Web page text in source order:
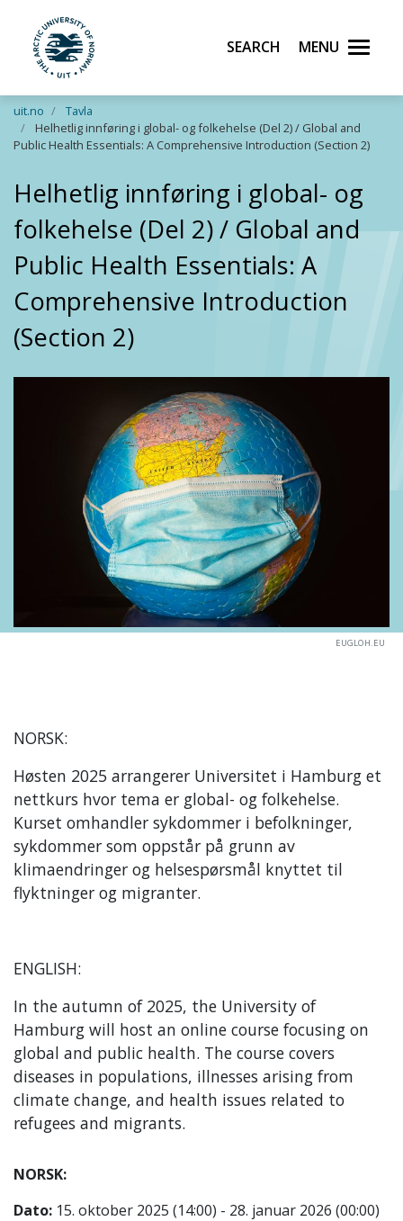
Skip to main content
UiT The Arctic University of Norway
Search Menu
uit.no
Tavla
Helhetlig innføring i global- og folkehelse (Del 2) / Global and
Public Health Essentials: A Comprehensive Introduction (Section 2)
Helhetlig innføring i global- og
folkehelse (Del 2) / Global and
Public Health Essentials: A
Comprehensive Introduction
(Section 2)
EUGLOH.EU
NORSK:
Høsten 2025 arrangerer Universitet i Hamburg et
nettkurs hvor tema er global- og folkehelse.
Kurset omhandler sykdommer i befolkninger,
sykdommer som oppstår på grunn av
klimaendringer og helsespørsmål knyttet til
flyktninger og migranter.
ENGLISH:
In the autumn of 2025, the University of
Hamburg will host an online course focusing on
global and public health. The course covers
diseases in populations, illnesses arising from
climate change, and health issues related to
refugees and migrants.
NORSK:
Dato: 15. oktober 2025 (14:00) - 28. januar 2026 (00:00)